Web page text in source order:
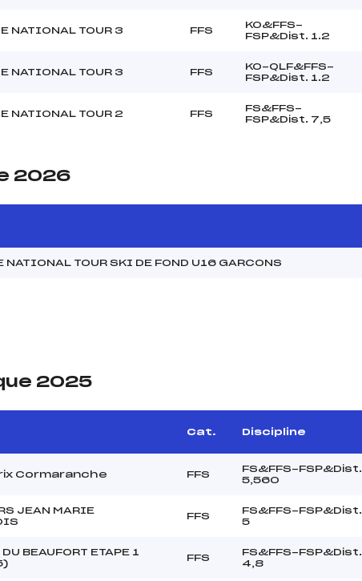
NATIONAL TOUR 3 FFS
KO&FFS-
FSP&Dist. 1.2
NATIONAL TOUR 3 FFS
KO-QLF&FFS-
FSP&Dist. 1.2
NATIONAL TOUR 2 FFS
FS&FFS-
FSP&Dist. 7,5
2026
NATIONAL TOUR SKI DE FOND U16 GARCONS
2025
Cat. Discipline
Cormaranche FFS
FS&FFS-FSP&Dist.
5,560
JEAN MARIE
FFS
FS&FFS-FSP&Dist.
5
BEAUFORT ETAPE 1
FFS
FS&FFS-FSP&Dist.
4,8